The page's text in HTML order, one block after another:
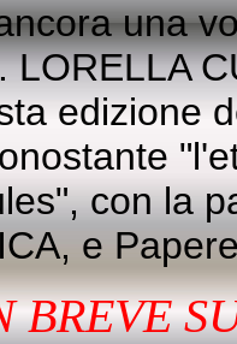
una
LORELLA
edizione
con la
e
BREVE